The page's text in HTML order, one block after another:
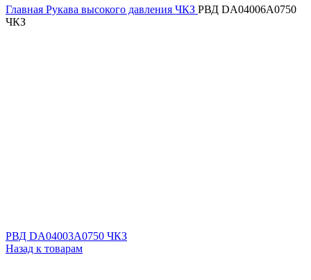
Главная Рукава высокого давления ЧКЗ РВД DA04006A0750
ЧКЗ
РВД DA04003A0750 ЧКЗ
Назад к товарам